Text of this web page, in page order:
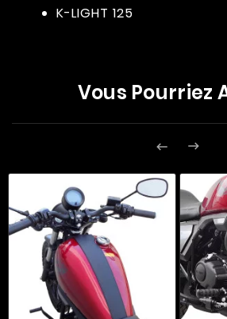
K-LIGHT 125
Vous Pourriez
 